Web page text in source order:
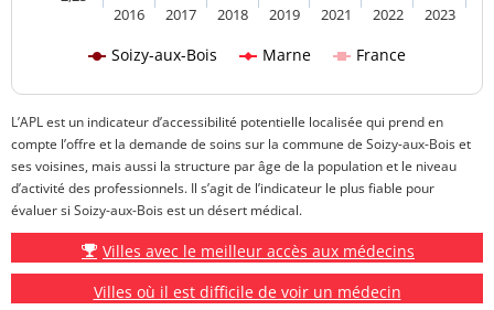
Soizy-aux-Bois Marne France
2016 2017 2018 2019 2021 2022 2023
L’APL est un indicateur d’accessibilité potentielle localisée qui prend en
compte l’offre et la demande de soins sur la commune de Soizy-aux-Bois et
ses voisines, mais aussi la structure par âge de la population et le niveau
d’activité des professionnels. Il s’agit de l’indicateur le plus fiable pour
évaluer si Soizy-aux-Bois est un désert médical.
Villes avec le meilleur accès aux médecins
Villes où il est difficile de voir un médecin